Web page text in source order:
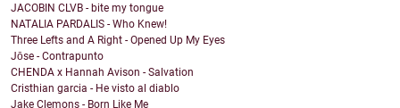
JACOBIN CLVB - bite my tongue
NATALIA PARDALIS - Who Knew!
Three Lefts and A Right - Opened Up My Eyes
Jōse - Contrapunto
CHENDA x Hannah Avison - Salvation
Cristhian garcia - He visto al diablo
Jake Clemons - Born Like Me